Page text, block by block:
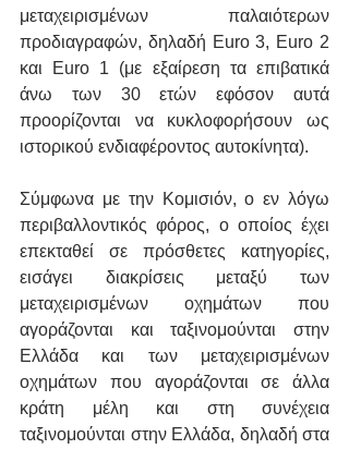
μεταχειρισμένων παλαιότερων
προδιαγραφών, δηλαδή Euro 3, Euro 2
και Euro 1 (με εξαίρεση τα επιβατικά
άνω των 30 ετών εφόσον αυτά
προορίζονται να κυκλοφορήσουν ως
ιστορικού ενδιαφέροντος αυτοκίνητα).
Σύμφωνα με την Κομισιόν, ο εν λόγω
περιβαλλοντικός φόρος, ο οποίος έχει
επεκταθεί σε πρόσθετες κατηγορίες,
εισάγει διακρίσεις μεταξύ των
μεταχειρισμένων οχημάτων που
αγοράζονται και ταξινομούνται στην
Ελλάδα και των μεταχειρισμένων
οχημάτων που αγοράζονται σε άλλα
κράτη μέλη και στη συνέχεια
ταξινομούνται στην Ελλάδα, δηλαδή στα